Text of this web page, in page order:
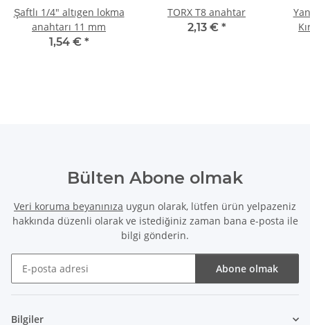
Şaftlı 1/4" altıgen lokma
anahtarı 11 mm
1,54 € *
TORX T8 anahtar
2,13 € *
Bülten Abone olmak
Veri koruma beyanınıza uygun olarak, lütfen ürün yelpazeniz
hakkında düzenli olarak ve istediğiniz zaman bana e-posta ile
bilgi gönderin.
Abone olmak
Bilgiler